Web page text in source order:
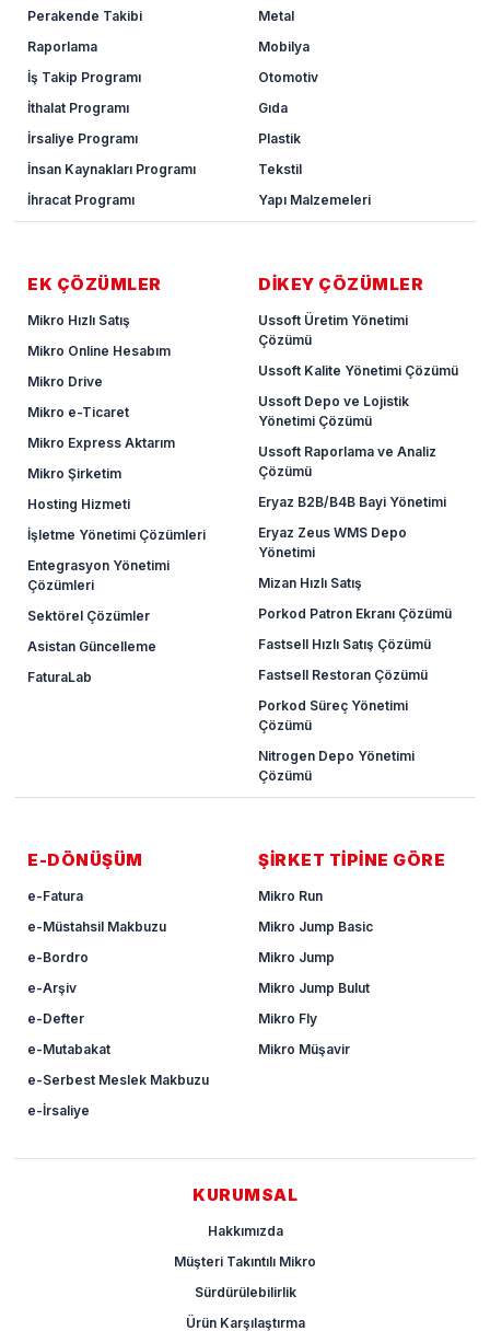
Perakende Takibi
Raporlama
İş Takip Programı
İthalat Programı
İrsaliye Programı
İnsan Kaynakları Programı
İhracat Programı
Metal
Mobilya
Otomotiv
Gıda
Plastik
Tekstil
Yapı Malzemeleri
EK ÇÖZÜMLER
Mikro Hızlı Satış
Mikro Online Hesabım
Mikro Drive
Mikro e-Ticaret
Mikro Express Aktarım
Mikro Şirketim
Hosting Hizmeti
İşletme Yönetimi Çözümleri
Entegrasyon Yönetimi
Çözümleri
Sektörel Çözümler
Asistan Güncelleme
FaturaLab
DİKEY ÇÖZÜMLER
Ussoft Üretim Yönetimi
Çözümü
Ussoft Kalite Yönetimi Çözümü
Ussoft Depo ve Lojistik
Yönetimi Çözümü
Ussoft Raporlama ve Analiz
Çözümü
Eryaz B2B/B4B Bayi Yönetimi
Eryaz Zeus WMS Depo
Yönetimi
Mizan Hızlı Satış
Porkod Patron Ekranı Çözümü
Fastsell Hızlı Satış Çözümü
Fastsell Restoran Çözümü
Porkod Süreç Yönetimi
Çözümü
Nitrogen Depo Yönetimi
Çözümü
E-DÖNÜŞÜM
e-Fatura
e-Müstahsil Makbuzu
e-Bordro
e-Arşiv
e-Defter
e-Mutabakat
e-Serbest Meslek Makbuzu
e-İrsaliye
ŞİRKET TİPİNE GÖRE
Mikro Run
Mikro Jump Basic
Mikro Jump
Mikro Jump Bulut
Mikro Fly
Mikro Müşavir
KURUMSAL
Hakkımızda
Müşteri Takıntılı Mikro
Sürdürülebilirlik
Ürün Karşılaştırma